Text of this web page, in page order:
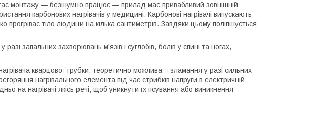
монтажу — безшумно працює — прилад має привабливий зовнішній
карбонових нагрівачів у медицині: Карбонові нагрівачі випускають
прогріває тіло людини на кілька сантиметрів. Завдяки цьому поліпшується
разі запальних захворювань м'язів і суглобів, болів у спині та ногах,
кварцової трубки, теоретично можлива її зламання у разі сильних
нагрівального елемента під час стрибків напруги в електричній
на нагрівачі якісь речі, щоб уникнути їх псування або виникнення